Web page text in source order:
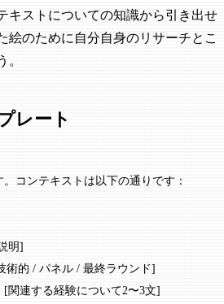
キストについての知識から引き出せ
絵のために自分自身のリサーチとこ
。
レート
コンテキストは以下の通りです：
明]
術的 / パネル / 最終ラウンド]
関連する経験について2〜3文]